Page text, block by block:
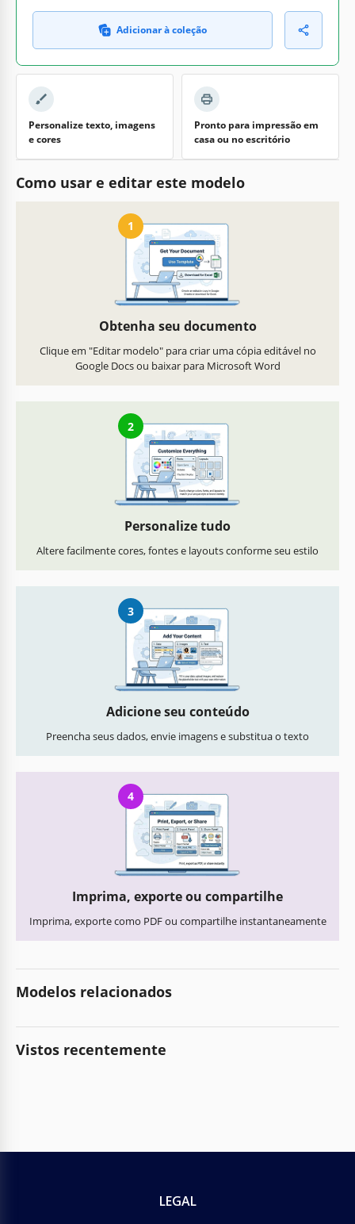
Adicionar à coleção
Personalize texto, imagens
e cores
Pronto para impressão em
casa ou no escritório
Como usar e editar este modelo
1
Obtenha seu documento
Clique em "Editar modelo" para criar uma cópia editável no
Google Docs ou baixar para Microsoft Word
2
Personalize tudo
Altere facilmente cores, fontes e layouts conforme seu estilo
3
Adicione seu conteúdo
Preencha seus dados, envie imagens e substitua o texto
4
Imprima, exporte ou compartilhe
Imprima, exporte como PDF ou compartilhe instantaneamente
Modelos relacionados
Vistos recentemente
LEGAL